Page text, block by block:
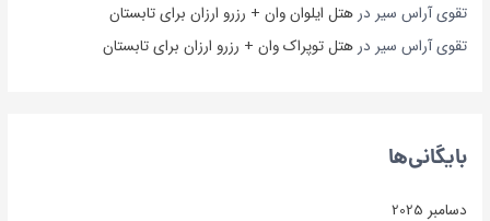
تقوی آراس سیر درهتل ایلوان وان + رزرو ارزان برای تابستان
تقوی آراس سیر درهتل توپراک وان + رزرو ارزان برای تابستان
بایگانی‌ها
دسامبر 2025